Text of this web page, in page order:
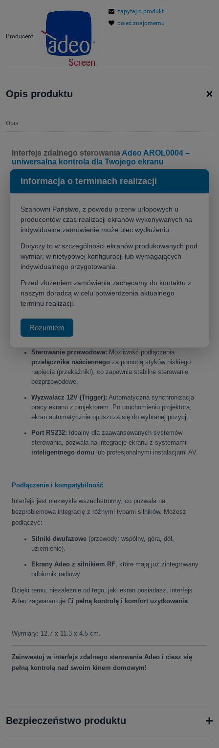
Producent:
zapytaj o produkt
poleć znajomemu
Opis produktu +
Opis
Interfejs zdalnego sterowaniaAdeo AROL0004 –
uniwersalna kontrola dla Twojego ekranu
Interfejs zdalnego sterowania Adeo to kluczowe akcesorium
projekcyjnym. Zaprojektowany z myślą o uniwersalności, interfejs
tenpasuje do wszystkich elektrycznych ekranów projekcyjnych
niezależnie od modelu. Dzięki niemu, obsługa Twojego ekranu staje
Kluczowe funkcje i możliwości
Interfejs Adeo pozwala na sterowanie ekranem za pomocą różnych,
elastycznych metod. Jest to idealne rozwiązanie, które dostosowuje
Sterowanie radiowe (RF):
podłączenie pilota zdalnego sterowania
Sterowanie przewodowe: Możliwość podłączenia
przełącznika naściennego za pomocą styków niskiego
napięcia (przekaźniki), co zapewnia stabilne sterowanie
bezprzewodowe.
Wyzwalacz 12V (Trigger): Automatyczna synchronizacja
pracy ekranu z projektorem. Po uruchomieniu projektora,
ekran automatycznie opuszcza się do wybranej pozycji.
Port RS232: Idealny dla zaawansowanych systemów
sterowania, pozwala na integrację ekranu z systemami
inteligentnego domu lub profesjonalnymi instalacjami AV.
Podłączenie i kompatybilność
Interfejs jest niezwykle wszechstronny, co pozwala na
bezproblemową integrację z różnymi typami silników. Możesz
podłączyć:
Silniki dwufazowe (przewody: wspólny, góra, dół,
uziemienie).
Ekrany Adeo z silnikiem RF , które mają już zintegrowany
odbiornik radiowy.
Dzięki temu, niezależnie od tego, jaki ekran posiadasz, interfejs
Adeo zagwarantuje Ci pełną kontrolę i komfort użytkowania
Wymiary: 12.7 x 11.3 x 4.5 cm.
Zainwestuj w interfejs zdalnego sterowania Adeo i ciesz się
pełną kontrolą nad swoim kinem domowym!
Bezpieczeństwo produktu +
Informacja o terminach realizacji
Szanowni Państwo, z powodu przerw urlopowych u
producentów czas realizacji ekranów wykonywanych na
indywidualne zamówienie może ulec wydłużeniu.
Dotyczy to w szczególności ekranów produkowanych pod
wymiar, w nietypowej konfiguracji lub wymagających
indywidualnego przygotowania.
Przed złożeniem zamówienia zachęcamy do kontaktu z
naszym doradcą w celu potwierdzenia aktualnego
terminu realizacji.
Rozumiem